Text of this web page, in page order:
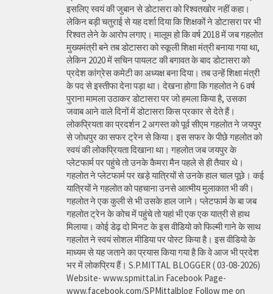
इसलिए स्वयं की जुबान से डोटासरा को रिश्वतखोर नहीं कहा।
लेकिन बड़ी चतुराई से यह दर्शा दिया कि शिक्षकों ने डोटासरा पर भी
रिश्वत लेने के आरोप लगाए। मालूम हो कि वर्ष 2018 में जब गहलोत
मुख्यमंत्री बने तब डोटासरा को स्कूली शिक्षा मंत्री बनाया गया था,
लेकिन 2020 में सचिन पायलट की बगावत के बाद डोटासरा को
प्रदेश कांग्रेस कमेटी का अध्यक्ष बना दिया। तब उन्हें शिक्षा मंत्री
के पद से इस्तीफा देना पड़ा था। देखना होगा कि गहलोत ने 6 वर्ष
पुराना मामला उठाकर डोटासरा पर जो हमला किया है, उसका
जवाब आने वाले दिनों में डोटासरा किस प्रकार से देते हैं।
लोकप्रियता का प्रदर्शन 2 अगस्त को पूर्व सीएम गहलोत ने जयपुर
से जोधपुर का सफर ट्रेन से किया। इस सफर के पीछे गहलोत को
स्वयं की लोकप्रियता दिखाना था। गहलोत जब जयपुर के
प्लेटफार्म पर पहुंचे तो उनके कैमरा मैन पहले से ही तैयार थे।
गहलोत ने प्लेटफार्म पर खड़े यात्रियों से उनके हाल चाल पूछे। कई
यात्रियों ने गहलोत को पहचाना उनसे आत्मीय मुलाकात भी की।
गहलोत ने एक कुली से भी उसके हाल जाने। प्लेटफार्म के बा जब
गहलोत ट्रेन के कोच में पहुंचे तो यहां भी एक एक यात्री से हाथ
मिलाया। कोई डेढ़ दो मिनट के इस वीडियो को फिल्मी गाने के साथ
गहलोत ने स्वयं सोशल मीडिया पर पोस्ट किया है। इस वीडियो के
माध्यम से यह जताने का प्रयास किया गया है कि वे आज भी प्रदेश
भर में लोकप्रिय हैं। S.P.MITTAL BLOGGER ( 03-08-2026)
Website- www.spmittal.in Facebook Page-
www.facebook.com/SPMittalblog Follow me on